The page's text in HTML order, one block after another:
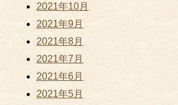
2021年10月
2021年9月
2021年8月
2021年7月
2021年6月
2021年5月